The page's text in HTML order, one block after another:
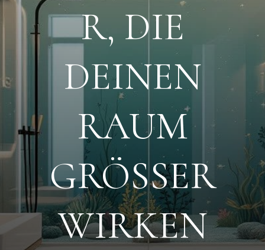
R, DIE
DEINEN
RAUM
GRÖSSER W
IRKEN L